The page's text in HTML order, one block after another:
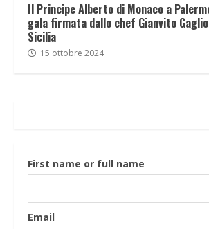
Il Principe Alberto di Monaco a
gala firmata dallo chef Gianvito
Sicilia
15 ottobre 2024
First name or full name
Email